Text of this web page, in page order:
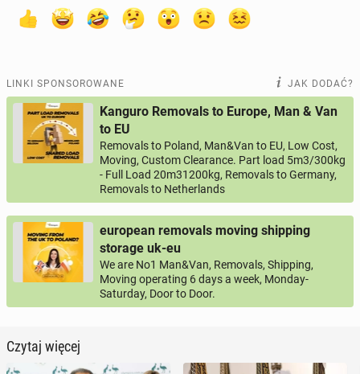
LINKI SPONSOROWANE JAK DODAĆ?
Kanguro Removals to Europe, Man & Van
to EU
Removals to Poland, Man&Van to EU, Low Cost,
Moving, Custom Clearance. Part load 5m3/300kg
- Full Load 20m31200kg, Removals to Germany,
Removals to Netherlands
european removals moving shipping
storage uk-eu
We are No1 Man&Van, Removals, Shipping,
Moving operating 6 days a week, Monday-
Saturday, Door to Door.
Czytaj więcej